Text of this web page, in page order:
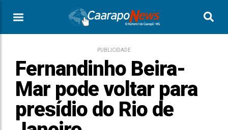
PUBLICIDADE
Fernandinho Beira-
Mar pode voltar para
presídio do Rio de